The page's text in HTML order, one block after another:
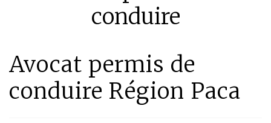
conduire
Avocat permis de
conduire Région Paca